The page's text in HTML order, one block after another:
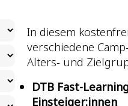
In diesem
verschiedene
Alters- und
DTB Fast-
Einsteiger:innen